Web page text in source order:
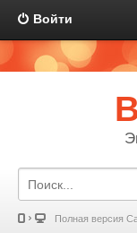
Войти
Полная версия